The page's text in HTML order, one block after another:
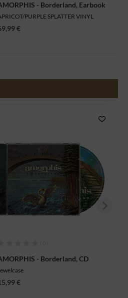
- Borderland, Earbook
PURPLE SPLATTER VINYL
€
- Borderland, CD
€